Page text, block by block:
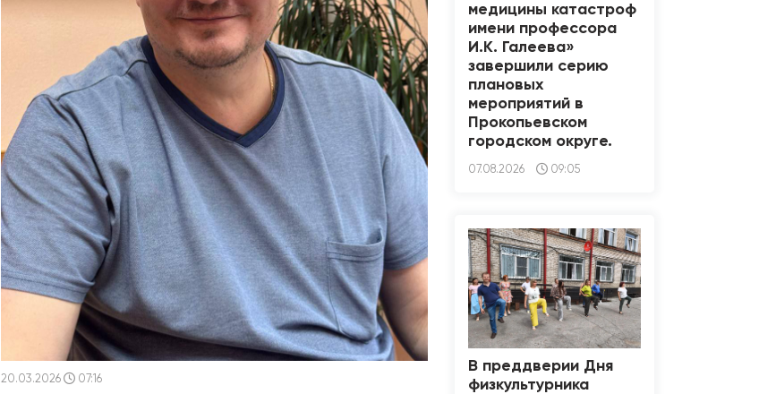
20.03.2026 07:16
медицины катастроф
имени профессора
И.К. Галеева»
завершили серию
плановых
мероприятий в
Прокопьевском
городском округе.
07.08.2026 09:05
В преддверии Дня
физкультурника